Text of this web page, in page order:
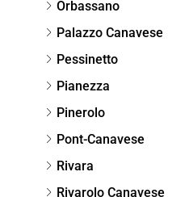
Orbassano
Palazzo Canavese
Pessinetto
Pianezza
Pinerolo
Pont-Canavese
Rivara
Rivarolo Canavese